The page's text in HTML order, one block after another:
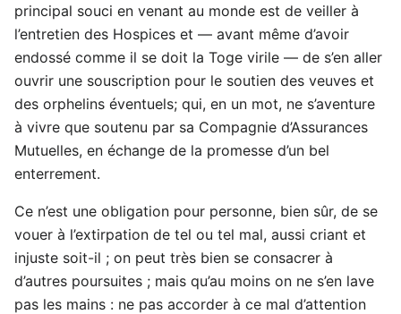
principal souci en venant au monde est de veiller à
l’entretien des Hospices et — avant même d’avoir
endossé comme il se doit la Toge virile — de s’en aller
ouvrir une souscription pour le soutien des veuves et
des orphelins éventuels; qui, en un mot, ne s’aventure
à vivre que soutenu par sa Compagnie d’Assurances
Mutuelles, en échange de la promesse d’un bel
enterrement.
Ce n’est une obligation pour personne, bien sûr, de se
vouer à l’extirpation de tel ou tel mal, aussi criant et
injuste soit-il ; on peut très bien se consacrer à
d’autres poursuites ; mais qu’au moins on ne s’en lave
pas les mains : ne pas accorder à ce mal d’attention